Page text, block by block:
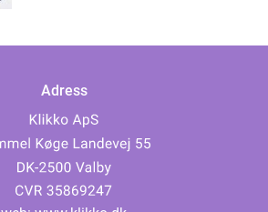
Adress